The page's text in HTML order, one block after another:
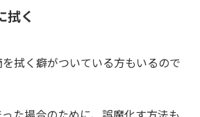
拭く
拭く癖がついている方もいるので